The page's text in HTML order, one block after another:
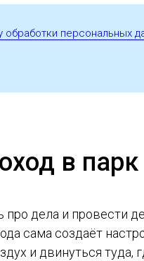
обработки персональных
в парк
дела и провести
сама создаёт
и двинуться туда,